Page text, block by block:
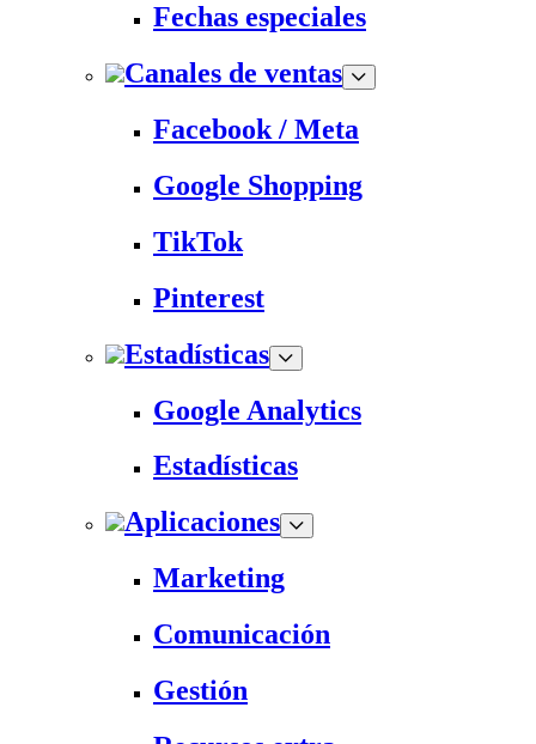
Fechas especiales
Canales de ventas
Facebook / Meta
Google Shopping
TikTok
Pinterest
Estadísticas
Google Analytics
Estadísticas
Aplicaciones
Marketing
Comunicación
Gestión